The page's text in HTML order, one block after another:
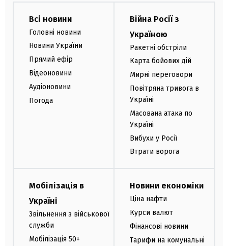
Всі новини
Головні новини
Новини України
Прямий ефір
Відеоновини
Аудіоновини
Погода
Війна Росії з
Україною
Ракетні обстріли
Карта бойових дій
Мирні переговори
Повітряна тривога в
Україні
Масована атака по
Україні
Вибухи у Росії
Втрати ворога
Мобілізація в
Україні
Звільнення з військової
служби
Мобілізація 50+
Новини економіки
Ціна нафти
Курси валют
Фінансові новини
Тарифи на комунальні